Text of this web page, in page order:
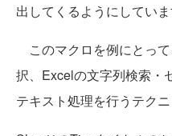
出してくるようにしていま
このマクロを例にとっ
択、Excelの文字列検索・
テキスト処理を行うテクニ